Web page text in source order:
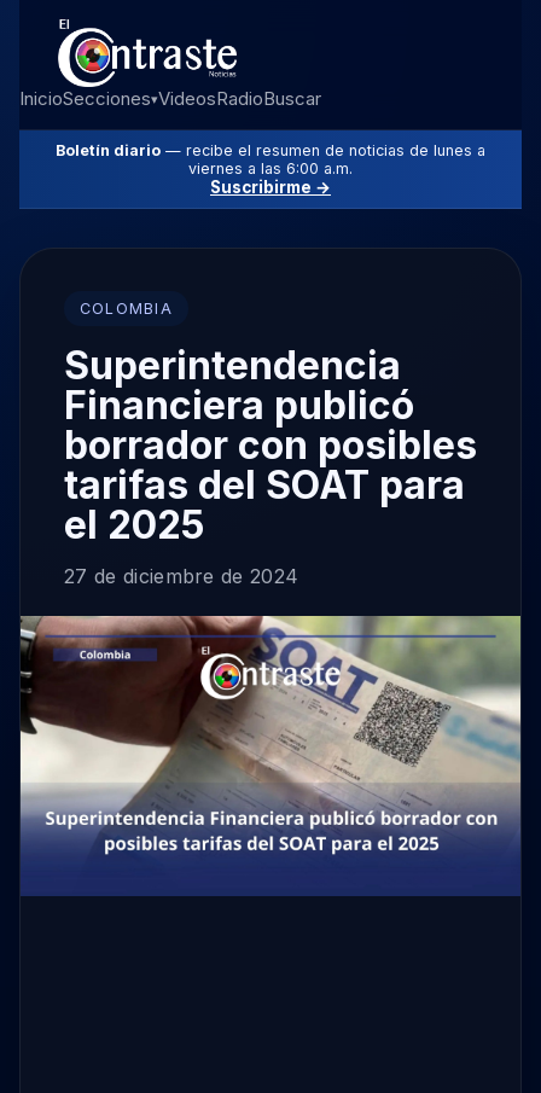
InicioSecciones▾VideosRadioBuscar
Boletín diario — recibe el resumen de noticias de lunes a
viernes a las 6:00 a.m.
Suscribirme →
COLOMBIA
Superintendencia
Financiera publicó
borrador con posibles
tarifas del SOAT para
el 2025
27 de diciembre de 2024